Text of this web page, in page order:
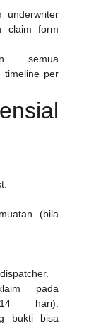
underwriter
claim form
semua
timeline per
(bila
pada
hari).
bukti bisa